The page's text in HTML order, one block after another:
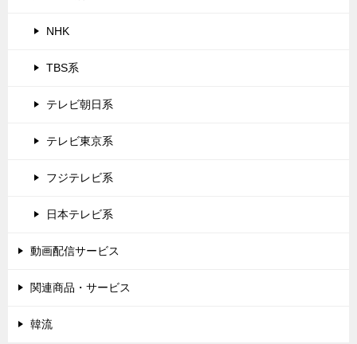
NHK
TBS系
テレビ朝日系
テレビ東京系
フジテレビ系
日本テレビ系
動画配信サービス
関連商品・サービス
韓流